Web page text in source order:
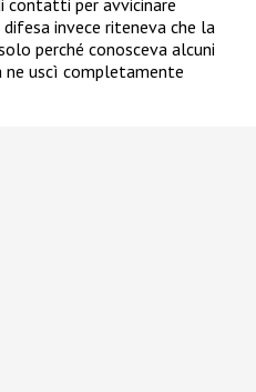
invece riteneva che la
perché conosceva alcuni
ne uscì completamente